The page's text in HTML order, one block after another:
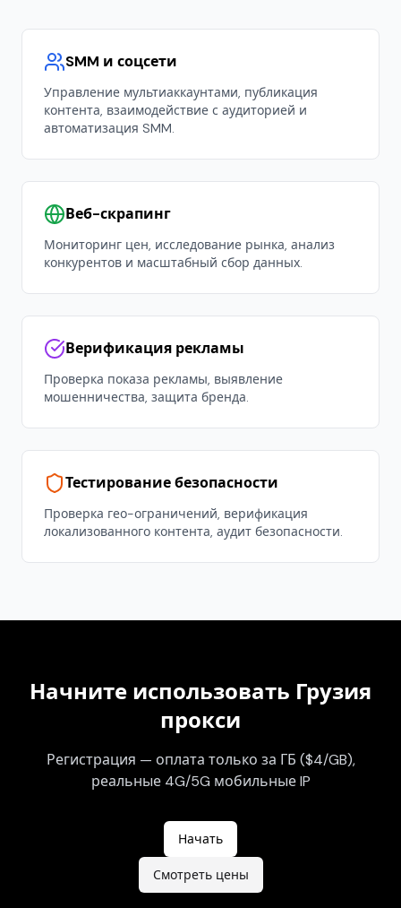
SMM и соцсети
Управление мультиаккаунтами, публикация
контента, взаимодействие с аудиторией и
автоматизация SMM.
Веб-скрапинг
Мониторинг цен, исследование рынка, анализ
конкурентов и масштабный сбор данных.
Верификация рекламы
Проверка показа рекламы, выявление
мошенничества, защита бренда.
Тестирование безопасности
Проверка гео-ограничений, верификация
локализованного контента, аудит безопасности.
Начните использовать Грузия
прокси
Регистрация — оплата только за ГБ ($4/GB),
реальные 4G/5G мобильные IP
Начать
Смотреть цены